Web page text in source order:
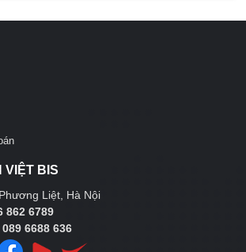
VIỆT BIS
Liệt, Hà Nội
862 6789
089 6688 636